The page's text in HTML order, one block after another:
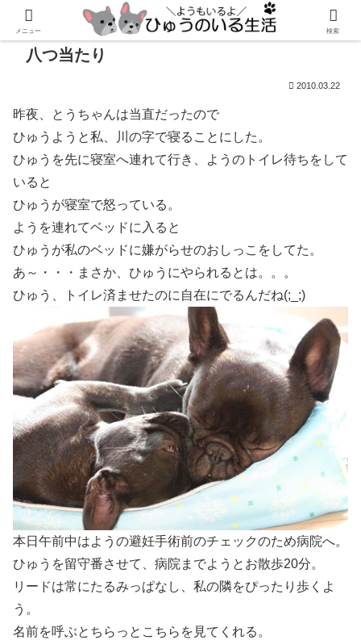
八つ当たり
2010.03.22
昨夜、とうちゃんは当直だったので
ひゅうようと私、川の字で寝ることにした。
ひゅうを先に寝室へ連れて行き、ようのトイレ待ちをして
いると
ひゅうが寝室で怒っている。
ようを連れてベッドに入ると
ひゅうが私のベッドに嫌がらせのおしっこをしてた。
あ～・・・まさか、ひゅうにやられるとは。。。
ひゅう、トイレ済ませたのに自在にでるんだね(;_;)
本日午前中はようの避妊手術前のチェックのため病院へ。
ひゅうを留守番させて、病院までようとお散歩20分。
リードは常にたるみっぱなし、私の隣をぴったり歩くよ
う。
名前を呼ぶとちらっとこちらを見てくれる。
メニュー 検索